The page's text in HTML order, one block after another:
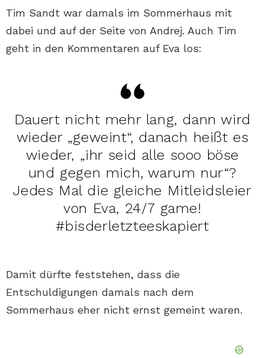
Tim Sandt war damals im Sommerhaus mit
dabei und auf der Seite von Andrej. Auch Tim
geht in den Kommentaren auf Eva los:
Dauert nicht mehr lang, dann wird
wieder „geweint“, danach heißt es
wieder, „ihr seid alle sooo böse
und gegen mich, warum nur“?
Jedes Mal die gleiche Mitleidsleier
von Eva, 24/7 game!
#bisderletzteeskapiert
Damit dürfte feststehen, dass die
Entschuldigungen damals nach dem
Sommerhaus eher nicht ernst gemeint waren.